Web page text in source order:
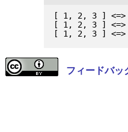
[ 1, 2, 3 ]
[ 1, 2, 3 ]
フィードバッ